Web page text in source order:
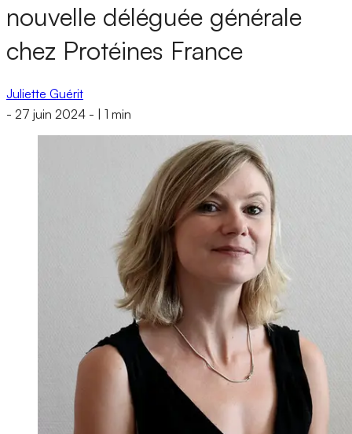
nouvelle déléguée générale
chez Protéines France
Juliette Guérit
- 27 juin 2024 - 1 min